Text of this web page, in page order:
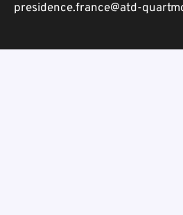
presidence.france@atd-